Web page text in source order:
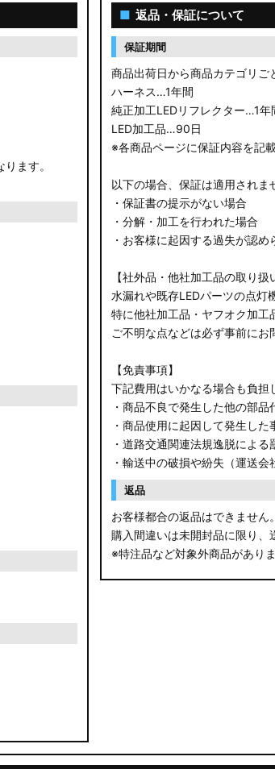
ます。
■ 返品・保証について
保証期間
商品出荷日から商品カテゴリご
ハーネス…1年間
純正加工LEDリフレクター…1年
LED加工品…90日
※各商品ページに保証内容を記
以下の場合、保証は適用されま
・保証書の提示がない場合
・分解・加工を行われた場合
・お客様に起因する過失が認め
【社外品・他社加工品の取り扱
水漏れや既存LEDパーツの点灯
特に他社加工品・ヤフオク加
ご不明な点などは必ず事前にお
【免責事項】
下記費用はいかなる場合も負担
・商品不良で発生した他の部
・商品使用に起因して発生し
・道路交通関連法規逸脱による
・輸送中の破損や紛失（運送会
返品
お客様都合の返品はできません。
購入間違いは未開封品に限り、
※特注品など対象外商品があり